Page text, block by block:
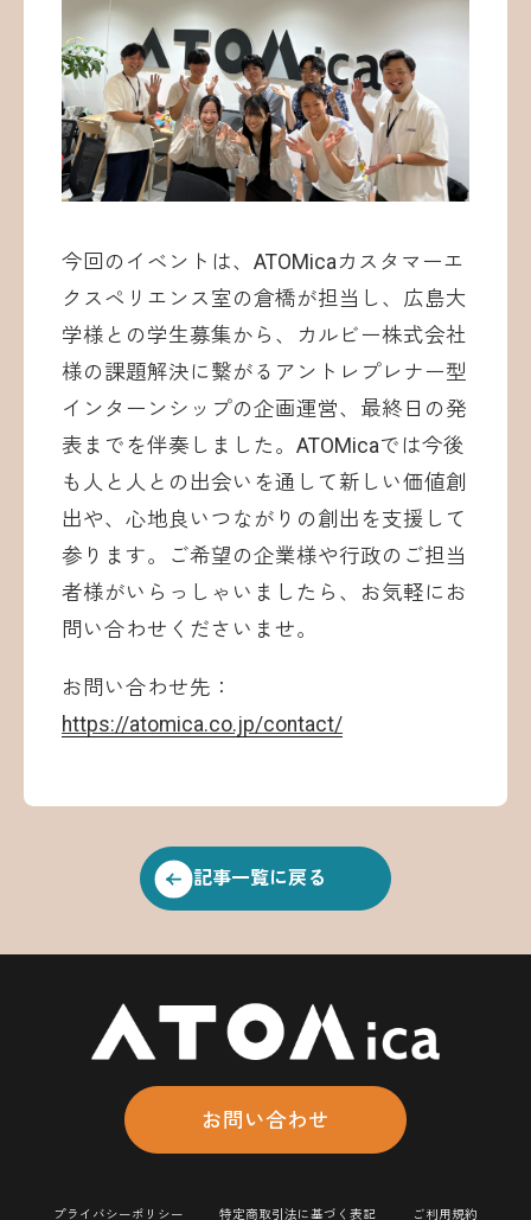
今回のイベントは、ATOMicaカスタマーエ
クスペリエンス室の倉橋が担当し、広島大
学様との学生募集から、カルビー株式会社
様の課題解決に繋がるアントレプレナー型
インターンシップの企画運営、最終日の発
表までを伴奏しました。ATOMicaでは今後
も人と人との出会いを通して新しい価値創
出や、心地良いつながりの創出を支援して
参ります。ご希望の企業様や行政のご担当
者様がいらっしゃいましたら、お気軽にお
問い合わせくださいませ。
お問い合わせ先：
https://atomica.co.jp/contact/
記事一覧に戻る
お問い合わせ
プライバシーポリシー 特定商取引法に基づく表記 ご利用規約